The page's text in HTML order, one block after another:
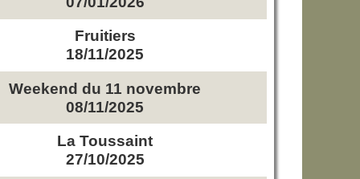
Fruitiers
18/11/2025
Weekend du 11 novembre
08/11/2025
La Toussaint
27/10/2025